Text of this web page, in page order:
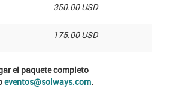
350.00 USD
175.00 USD
el paquete completo
eventos@solways.com.